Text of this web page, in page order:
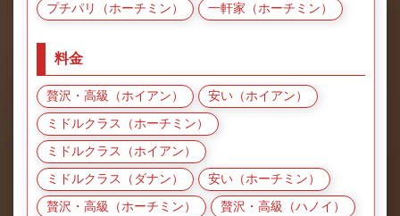
プチパリ（ホーチミン） 一軒家（ホーチミン）
料金
贅沢・高級（ホイアン） 安い（ホイアン）
ミドルクラス（ホーチミン）
ミドルクラス（ホイアン）
ミドルクラス（ダナン） 安い（ホーチミン）
贅沢・高級（ホーチミン） 贅沢・高級（ハノイ）